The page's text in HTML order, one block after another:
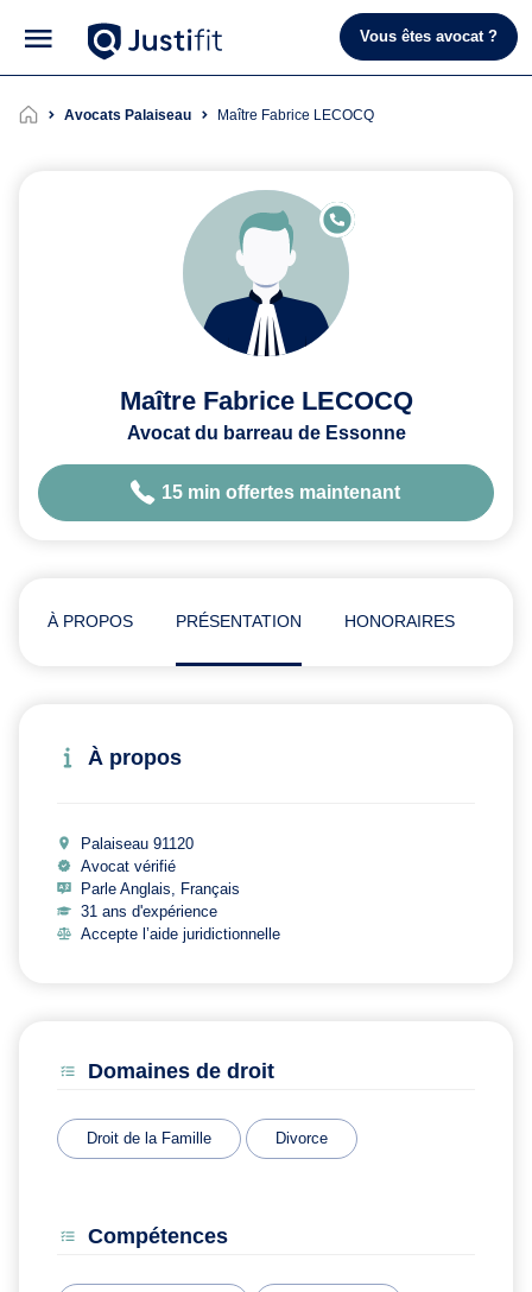
Vous êtes avocat ?
Avocats Palaiseau Maître Fabrice LECOCQ
E
N
Maître Fabrice LECOCQ
Avocat du barreau de Essonne
15 min offertes maintenant
À PROPOS PRÉSENTATION HONORAIRES
À propos
Palaiseau 91120
Avocat vérifié
Parle Anglais, Français
31 ans d'expérience
Accepte l’aide juridictionnelle
Domaines de droit
Droit de la Famille Divorce
Compétences